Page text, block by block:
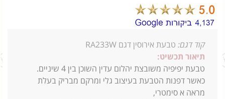
קוד דגם: טבעת אירוסין דגם RA233W
תיאור תכשיט:
טבעת יפיפיה משובצת יהלום עדין השוכן בין 4 שיניים.
כאשר דפנות הטבעת בעיצוב גלי ומרקם מבריק בעלת
מראה א סימטרי,